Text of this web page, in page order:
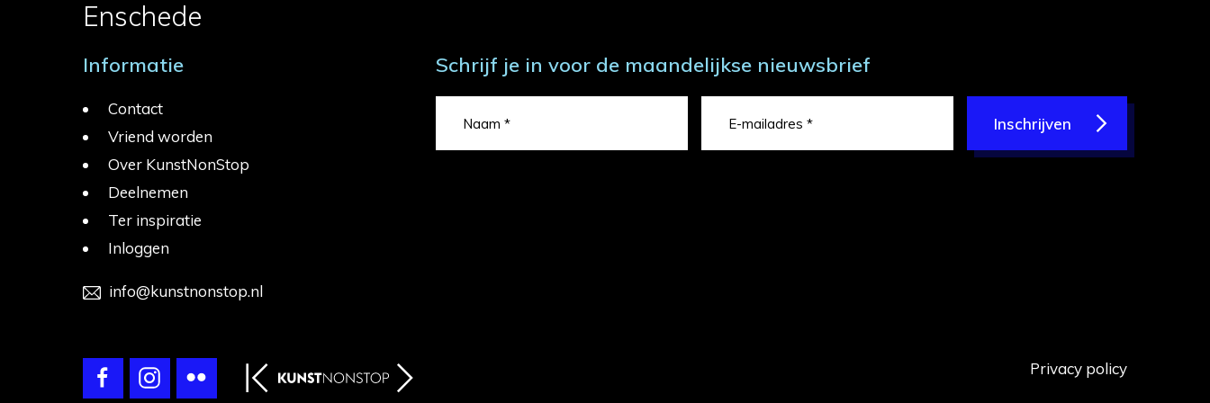
Enschede
Informatie
Contact
Vriend worden
Over KunstNonStop
Deelnemen
Ter inspiratie
Inloggen
info@kunstnonstop.nl
Schrijf je in voor de maandelijkse nieuwsbrief
Inschrijven
Privacy policy